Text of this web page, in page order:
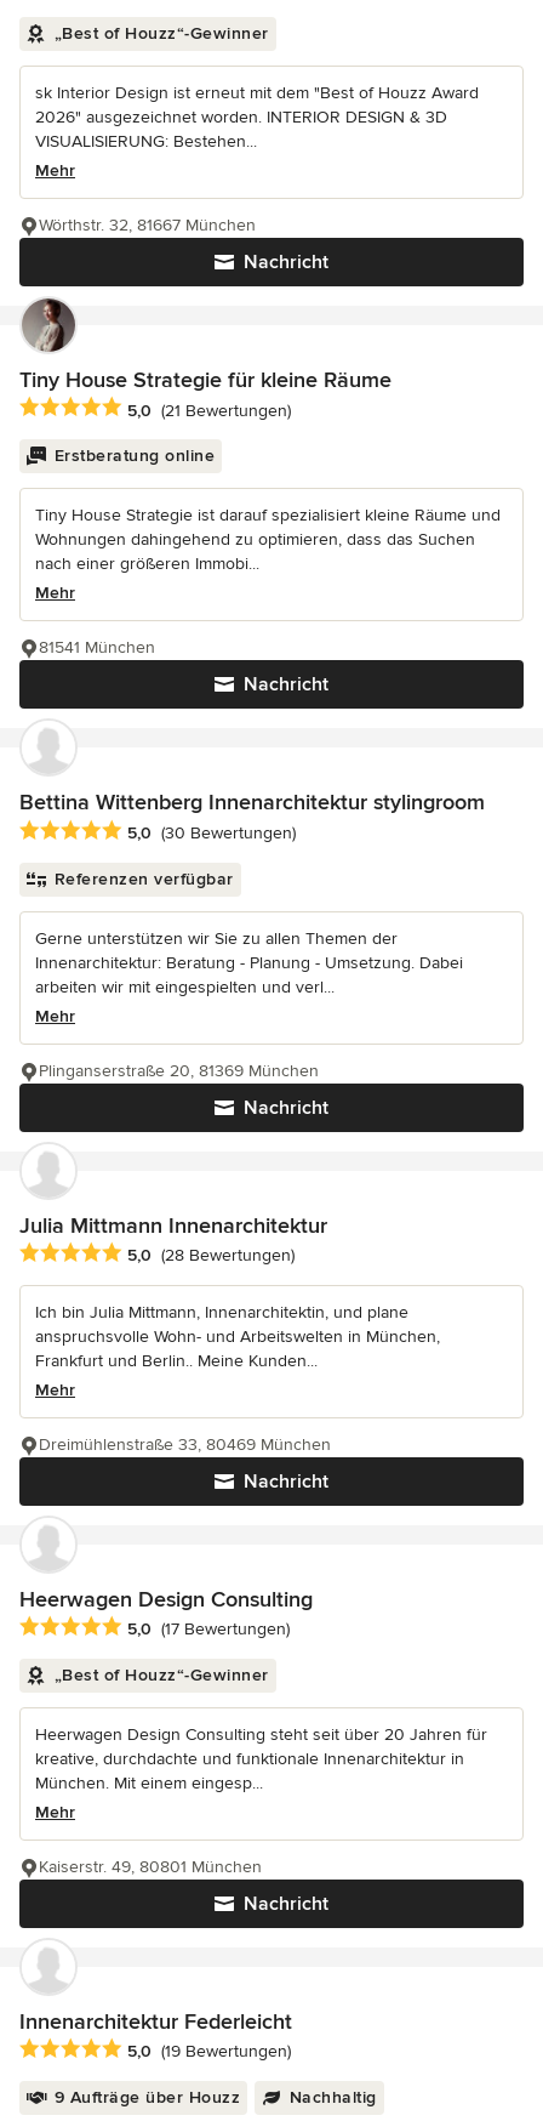
„Best of Houzz“-Gewinner
sk Interior Design ist erneut mit dem "Best of Houzz Award
2026" ausgezeichnet worden. INTERIOR DESIGN & 3D
VISUALISIERUNG: Bestehen...
Mehr
Nachricht
Wörthstr. 32, 81667 München
Tiny House Strategie für kleine Räume
Durchschnittliche Bewertung: 5 von 5 Sternen
5,0 (21 Bewertungen)
Erstberatung online
Tiny House Strategie ist darauf spezialisiert kleine Räume und
Wohnungen dahingehend zu optimieren, dass das Suchen
nach einer größeren Immobi...
Mehr
Nachricht
81541 München
Bettina Wittenberg Innenarchitektur stylingroom
Durchschnittliche Bewertung: 5 von 5 Sternen
5,0 (30 Bewertungen)
Referenzen verfügbar
Gerne unterstützen wir Sie zu allen Themen der
Innenarchitektur: Beratung - Planung - Umsetzung. Dabei
arbeiten wir mit eingespielten und verl...
Mehr
Nachricht
Plinganserstraße 20, 81369 München
Julia Mittmann Innenarchitektur
Durchschnittliche Bewertung: 5 von 5 Sternen
5,0 (28 Bewertungen)
Ich bin Julia Mittmann, Innenarchitektin, und plane
anspruchsvolle Wohn- und Arbeitswelten in München,
Frankfurt und Berlin.. Meine Kunden...
Mehr
Nachricht
Dreimühlenstraße 33, 80469 München
Heerwagen Design Consulting
Durchschnittliche Bewertung: 5 von 5 Sternen
5,0 (17 Bewertungen)
„Best of Houzz“-Gewinner
Heerwagen Design Consulting steht seit über 20 Jahren für
kreative, durchdachte und funktionale Innenarchitektur in
München. Mit einem eingesp...
Mehr
Nachricht
Kaiserstr. 49, 80801 München
Innenarchitektur Federleicht
Durchschnittliche Bewertung: 5 von 5 Sternen
5,0 (19 Bewertungen)
9 Aufträge über Houzz Nachhaltig